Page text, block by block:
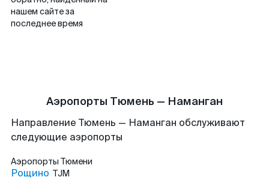
нашем сайте за
последнее время
Аэропорты Тюмень — Наманган
Направление Тюмень — Наманган обслуживают
следующие аэропорты
Аэропорты Тюмени
Рощино TJM